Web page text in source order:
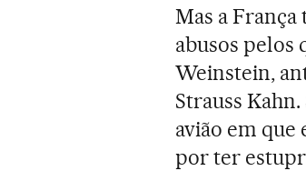
Mas a
abusos pelos
Weinstein,
Strauss
avião em
por ter